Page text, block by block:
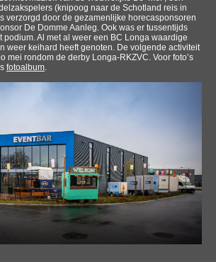
(knipoog naar de Schotland reis in
verzorgd door de gezamenlijke horecasponsoren
De Domme Aanleg. Ook was er tussentijds
podium. Al met al weer een BC Longa waardige
weer keihard heeft genoten. De volgende activiteit
mei rondom de derby Longa-RKZVC. Voor foto’s
fotoalbum.